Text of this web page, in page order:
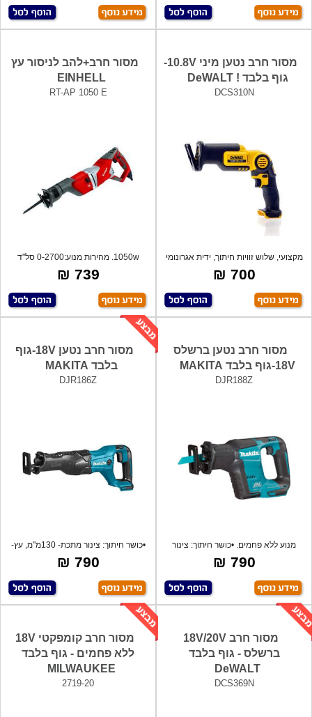
מסור חרב נטען מיני 10.8V-
גוף בלבד ! DeWALT
DCS310N
מקצועי, שלוש זוויות חיתוך, ידית אגרונומי
700 ₪
מסור חרב+להב לניסור עץ
EINHELL
RT-AP 1050 E
1050w. מהירות מנוע:0-2700 סל"ד
מהירות א
739 ₪
מסור חרב נטען ברשלס
18V-גוף בלבד MAKITA
DJR188Z
מנוע ללא פחמים. •כושר חיתוך: צינור
מתכת
790 ₪
מסור חרב נטען 18V-גוף
בלבד MAKITA
DJR186Z
•כושר חיתוך: צינור מתכת- 130מ"מ, עץ-
25
790 ₪
מסור חרב 18V/20V
ברשלס - גוף בלבד
DeWALT
DCS369N
מסור חרב קומפקטי 18V
ללא פחמים - גוף בלבד
MILWAUKEE
2719-20